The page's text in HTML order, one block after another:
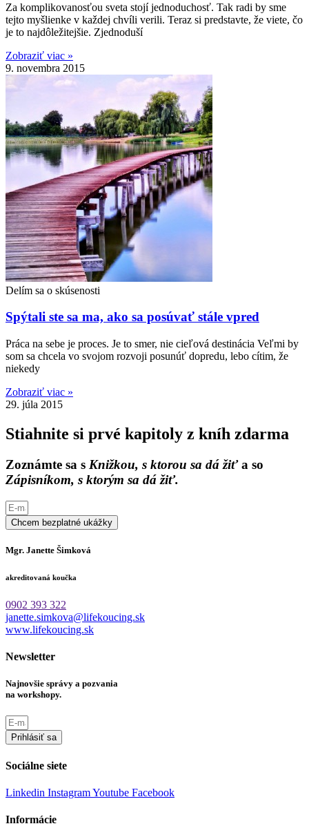
Za komplikovanosťou sveta stojí jednoduchosť. Tak radi by sme
tejto myšlienke v každej chvíli verili. Teraz si predstavte, že viete, čo
je to najdôležitejšie. Zjednoduší
Zobraziť viac »
9. novembra 2015
Delím sa o skúsenosti
Spýtali ste sa ma, ako sa posúvať stále vpred
Práca na sebe je proces. Je to smer, nie cieľová destinácia Veľmi by
som sa chcela vo svojom rozvoji posunúť dopredu, lebo cítim, že
niekedy
Zobraziť viac »
29. júla 2015
Stiahnite si prvé kapitoly z kníh zdarma
Zoznámte sa s Knižkou, s ktorou sa dá žiťa so
Zápisníkom, s ktorým sa dá žiť.
Chcem bezplatné ukážky
Mgr. Janette Šimková
akreditovaná koučka
0902 393 322
janette.simkova@lifekoucing.sk
www.lifekoucing.sk
Newsletter
Najnovšie správy a pozvania
na workshopy.
Prihlásiť sa
Sociálne siete
Linkedin InstagramYoutube Facebook
Informácie